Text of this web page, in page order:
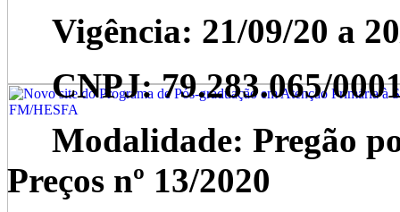
Vigência: 21/09/20 a
CNPJ: 79.283.065/
Modalidade: Pregão
Preços nº 13/2020